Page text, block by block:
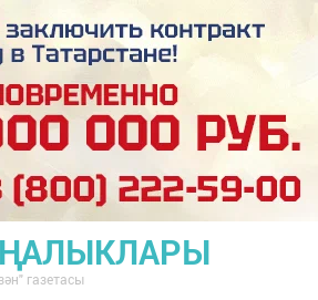
газетасы